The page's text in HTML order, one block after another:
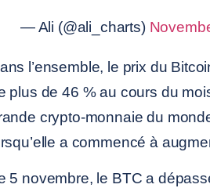
— Ali (@ali_charts)
l’ensemble, le prix du
plus de 46 % au cours du
crypto-monnaie du
a commencé à
5 novembre, le BTC a